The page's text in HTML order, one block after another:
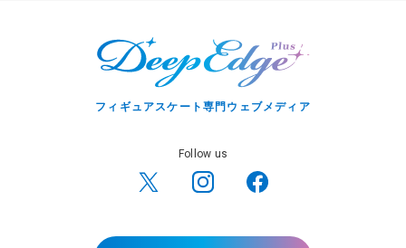
フィギュアスケート専門ウェブメディア
Follow us